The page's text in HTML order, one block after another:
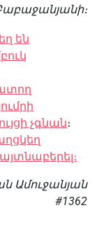
են
չգնան։
Ամուջանյան
#1362